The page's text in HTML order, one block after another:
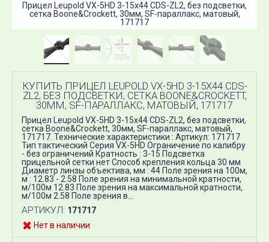
Прицел Leupold VX-5HD 3-15x44 CDS-ZL2, без подсветки,
сетка Boone&Crockett, 30мм, SF-параллакс, матовый,
171717
КУПИТЬ ПРИЦЕЛ LEUPOLD VX-5HD 3-15X44 CDS-
ZL2, БЕЗ ПОДСВЕТКИ, СЕТКА BOONE&CROCKETT,
30ММ, SF-ПАРАЛЛАКС, МАТОВЫЙ, 171717
Прицел Leupold VX-5HD 3-15x44 CDS-ZL2, без подсветки,
сетка Boone&Crockett, 30мм, SF-параллакс, матовый,
171717. Технические характеристики : Артикул: 171717
Тип тактический Серия VX-5HD Ограничение по калибру
- без ограничений Кратность : 3-15 Подсветка
прицельной сетки нет Способ крепления кольца 30 мм
Диаметр линзы объектива, мм : 44 Поле зрения на 100м,
м : 12.83 - 2.58 Поле зрения на минимальной кратности,
м/100м 12.83 Поле зрения на максимальной кратности,
м/100м 2.58 Поле зрения в...
АРТИКУЛ: 171717
Нет в наличии